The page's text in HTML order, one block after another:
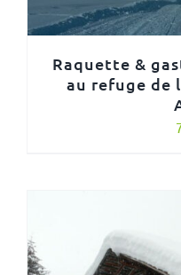
Raquette &
au refuge de